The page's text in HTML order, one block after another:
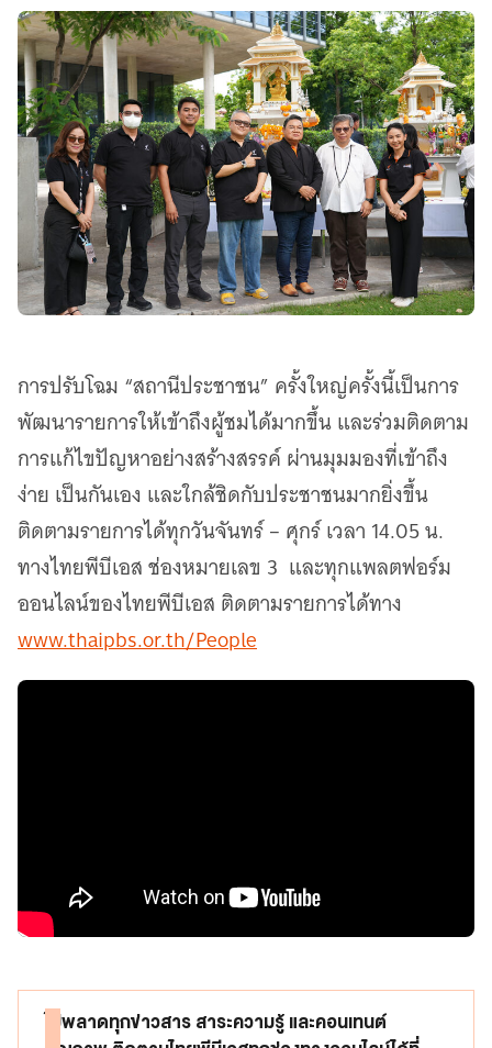
การปรับโฉม “สถานีประชาชน” ครั้งใหญ่ครั้งนี้เป็นการ
พัฒนารายการให้เข้าถึงผู้ชมได้มากขึ้น และร่วมติดตาม
การแก้ไขปัญหาอย่างสร้างสรรค์ ผ่านมุมมองที่เข้าถึง
ง่าย เป็นกันเอง และใกล้ชิดกับประชาชนมากยิ่งขึ้น
ติดตามรายการได้ทุกวันจันทร์ – ศุกร์ เวลา 14.05 น.
ทางไทยพีบีเอส ช่องหมายเลข 3 และทุกแพลตฟอร์ม
ออนไลน์ของไทยพีบีเอส ติดตามรายการได้ทาง
www.thaipbs.or.th/People
ไม่พลาดทุกข่าวสาร สาระความรู้ และคอนเทนต์